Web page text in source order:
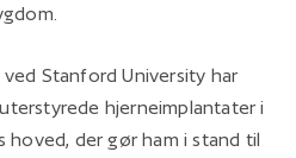
ved Stanford University har
hjerneimplantater i
hoved, der gør ham i stand til